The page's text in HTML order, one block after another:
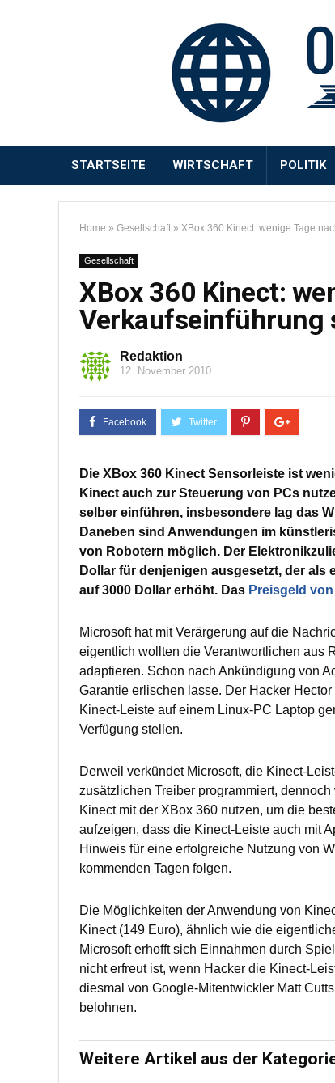
STARTSEITE WIRTSCHAFT POLITIK
Home » Gesellschaft » XBox 360 Kinect: wenige Tage
Gesellschaft
XBox 360 Kinect:
Verkaufseinführung
Redaktion
12. November 2010
Die XBox 360 Kinect Sensorleiste ist
Kinect auch zur Steuerung von PCs
selber einführen, insbesondere lag das
Daneben sind Anwendungen im
von Robotern möglich. Der
Dollar für denjenigen ausgesetzt, der
auf 3000 Dollar erhöht. Das Preisgeld
Microsoft hat mit Verärgerung auf die
eigentlich wollten die Verantwortlichen aus
adaptieren. Schon nach Ankündigung von
Garantie erlischen lasse. Der Hacker
Kinect-Leiste auf einem Linux-PC Laptop
Verfügung stellen.
Derweil verkündet Microsoft, die Kinect-
zusätzlichen Treiber programmiert,
Kinect mit der XBox 360 nutzen, um die
aufzeigen, dass die Kinect-Leiste auch mit
Hinweis für eine erfolgreiche Nutzung von
kommenden Tagen folgen.
Die Möglichkeiten der Anwendung von
Kinect (149 Euro), ähnlich wie die
Microsoft erhofft sich Einnahmen durch
nicht erfreut ist, wenn Hacker die Kinect-
diesmal von Google-Mitentwickler Matt
belohnen.
Weitere Artikel aus der